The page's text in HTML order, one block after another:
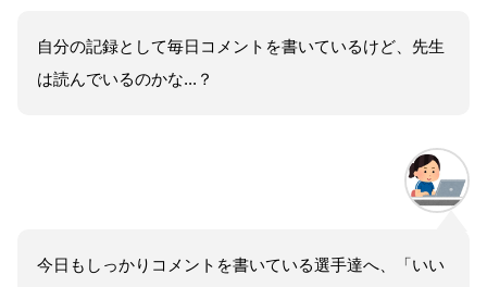
自分の記録として毎日コメントを書いているけど、先生
は読んでいるのかな...？
今日もしっかりコメントを書いている選手達へ、「いい